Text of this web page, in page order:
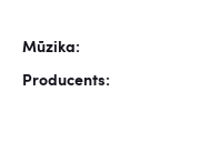
Mūzika:
Producents: